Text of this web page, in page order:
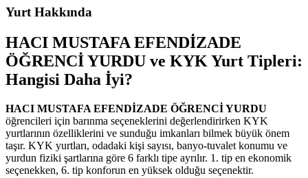
Yurt Hakkında
HACI MUSTAFA EFENDİZADE
ÖĞRENCİ YURDU ve KYK Yurt Tipleri:
Hangisi Daha İyi?
HACI MUSTAFA EFENDİZADE ÖĞRENCİ YURDU
öğrencileri için barınma seçeneklerini değerlendirirken KYK
yurtlarının özelliklerini ve sunduğu imkanları bilmek büyük önem
taşır. KYK yurtları, odadaki kişi sayısı, banyo-tuvalet konumu ve
yurdun fiziki şartlarına göre 6 farklı tipe ayrılır. 1. tip en ekonomik
seçenekken, 6. tip konforun en yüksek olduğu seçenektir.